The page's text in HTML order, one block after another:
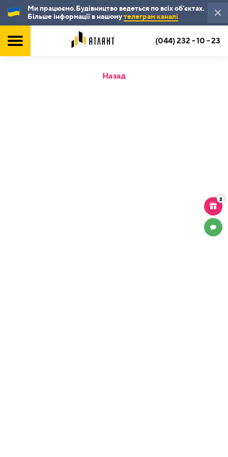
Ми працюємо.Будівництво ведеться по всіх об'єктах.
Більше інформації в нашомутелеграм каналі
(044) 232 - 10 - 23
2
ЧАТ
Назад